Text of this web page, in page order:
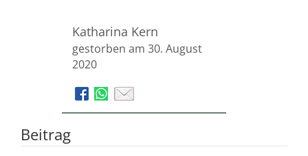
Katharina Kern
gestorben am 30. August
2020
Beitrag